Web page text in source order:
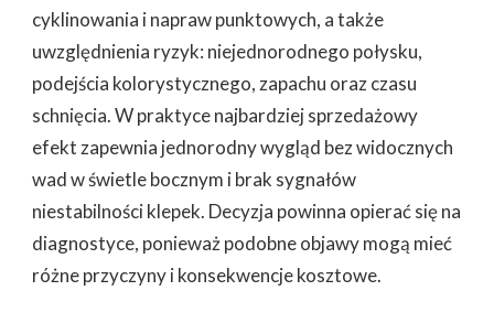
cyklinowania i napraw punktowych, a także
uwzględnienia ryzyk: niejednorodnego połysku,
podejścia kolorystycznego, zapachu oraz czasu
schnięcia. W praktyce najbardziej sprzedażowy
efekt zapewnia jednorodny wygląd bez widocznych
wad w świetle bocznym i brak sygnałów
niestabilności klepek. Decyzja powinna opierać się na
diagnostyce, ponieważ podobne objawy mogą mieć
różne przyczyny i konsekwencje kosztowe.